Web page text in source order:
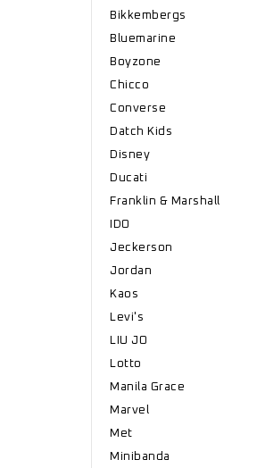
Bikkembergs
Bluemarine
Boyzone
Chicco
Converse
Datch Kids
Disney
Ducati
Franklin & Marshall
IDO
Jeckerson
Jordan
Kaos
Levi's
LIU JO
Lotto
Manila Grace
Marvel
Met
Minibanda